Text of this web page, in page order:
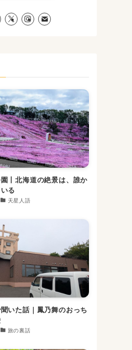
丨北海道の絶景は、誰か
る
天星人語
いた話｜鳳乃舞のおっち
旅の裏話